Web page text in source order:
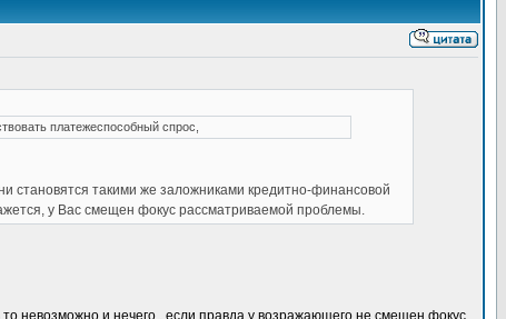
платежеспособный спрос,
становятся такими же заложниками кредитно-финансовой
у Вас смещен фокус рассматриваемой проблемы.
невозможно и нечего , если правда у возражающего не смещен фокус